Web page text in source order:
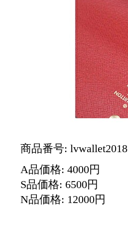
商品番号:
A品価格: 4000円
S品価格: 6500円
N品価格: 12000円